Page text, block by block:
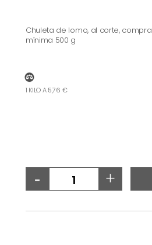
Chuleta de lomo, al corte, compra
mínima 500 g
1 KILO A 5,76 €
- +